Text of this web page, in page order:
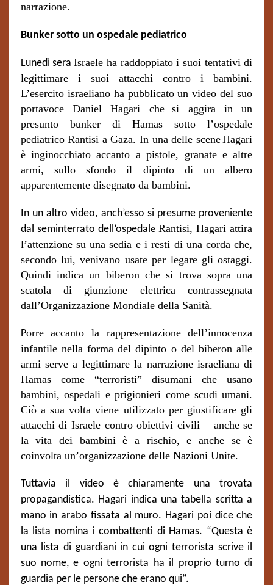
narrazione.
Bunker sotto un ospedale pediatrico
Lunedì sera Israele ha raddoppiato i suoi tentativi di
legittimare i suoi attacchi contro i bambini.
L’esercito israeliano ha pubblicato un video del suo
portavoce Daniel Hagari che
si aggira in un
presunto bunker di Hamas sotto l’ospedale
pediatrico Rantisi a Gaza. In una delle sceneHagari
è inginocchiato accanto a pistole, granate e altre
armi, sullo sfondo il dipinto di un albero
apparentemente disegnatoda bambini.
In un altro video, anch’esso si presume proveniente
dal seminterrato dell’ospedaleRantisi, Hagari attira
l’attenzione su una sedia e i resti di una corda che,
secondo lui, venivano usate per legare gli ostaggi.
Quindi indica un biberon che si trova sopra una
scatola di giunzione elettrica contrassegnata
dall’Organizzazione Mondiale della Sanità.
Porre accanto la rappresentazione dell’innocenza
infantile nella forma del dipinto o del biberon alle
armi serve a legittimare la narrazione israeliana di
Hamas come “terroristi” disumani che usano
bambini, ospedali e prigionieri come scudi umani.
Ciò a sua volta viene utilizzato per giustificare gli
attacchi di Israele contro obiettivi civili – anche se
la vita dei bambini è a rischio, e anche se è
coinvolta un’organizzazione delle Nazioni Unite.
Tuttavia il video è chiaramente una trovata
propagandistica. Hagari indica una tabella scritta a
mano in arabo fissata al muro. Hagari poi dice che
la lista nomina i combattenti di Hamas. “Questa è
una lista di guardiani in cui ogni terrorista scrive il
suo nome, e ogni terrorista ha il proprio turno di
guardia per le persone che erano qui”.